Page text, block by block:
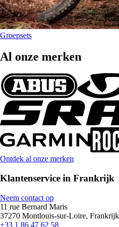
Groepsets
Al onze merken
Ontdek al onze merken
Klantenservice in Frankrijk
Neem contact op
11 rue Bernard Maris
37270 Montlouis-sur-Loire, Frankrijk
+33 1 86 47 62 58